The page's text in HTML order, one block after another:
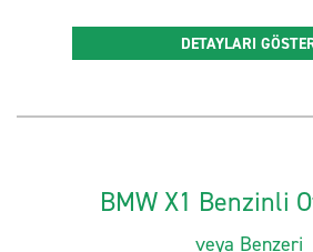
DETAYLARI
BMW X1 Benzinli
veya Benzeri